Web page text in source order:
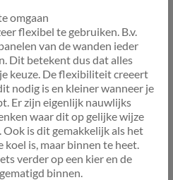
omgaan
flexibel te gebruiken. B.v.
van de wanden ieder
Dit betekent dus dat alles
keuze. De flexibiliteit creeert
nodig is en kleiner wanneer je
Er zijn eigenlijk nauwlijks
waar dit op gelijke wijze
is dit gemakkelijk als het
is, maar binnen te heet.
verder op een kier en de
binnen.